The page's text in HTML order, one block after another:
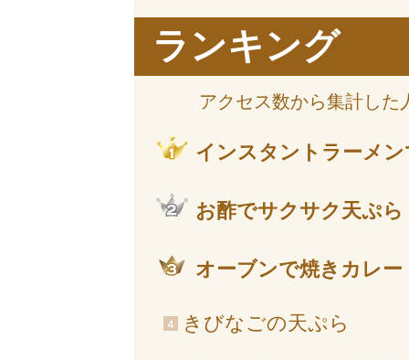
ランキング
アクセス数から集計した
インスタントラーメ
お酢でサクサク天ぷら
オーブンで焼きカレー
きびなごの天ぷら